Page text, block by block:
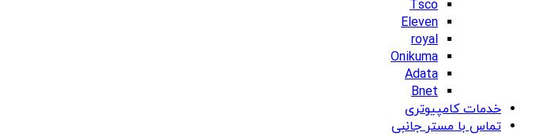
Tsco
Eleven
royal
Onikuma
Adata
Bnet
خدمات کامپیوتری
تماس با مستر جانبی